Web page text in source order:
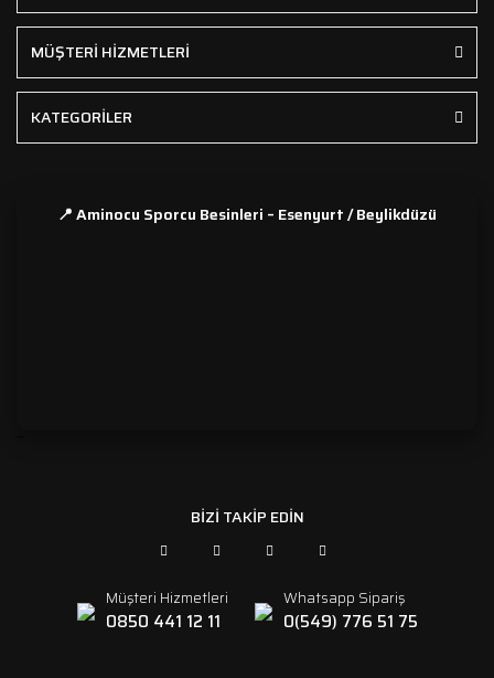
MÜŞTERİ HİZMETLERİ
KATEGORİLER
📍 Aminocu Sporcu Besinleri – Esenyurt / Beylikdüzü
BİZİ TAKİP EDİN
Müşteri Hizmetleri
0850 441 12 11
Whatsapp Sipariş
0(549) 776 51 75